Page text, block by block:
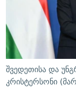
ᲛᲝᲚᲐᲞᲐᲠᲐᲙᲔ
ᲨᲘᲜ - ᲣᲪᲮᲝᲔᲗᲨᲘ
ᲚᲘᲢᲔᲠᲐᲢᲣᲠᲣᲚᲘ
ᲐᲛᲔᲠᲘᲙᲣᲚᲘ
ᲘᲛᲞᲔᲠᲘᲐ ᲓᲐ
ᲩᲔᲛᲘ ᲡᲘᲙᲕᲓᲘᲚᲘᲡ
11 ᲬᲔᲚᲘ - 11
ᲡᲐᲞᲐᲠᲚᲐᲛᲔᲜᲢᲝ
ᲑᲐᲕᲨᲕᲔᲑᲘ
5 ᲐᲛᲑᲐᲕᲘ - 20
ᲒᲐᲛᲝᲘᲬᲔᲠᲔ
რთე/რთ-ის
შვედეთისა და
კრისტერსონი